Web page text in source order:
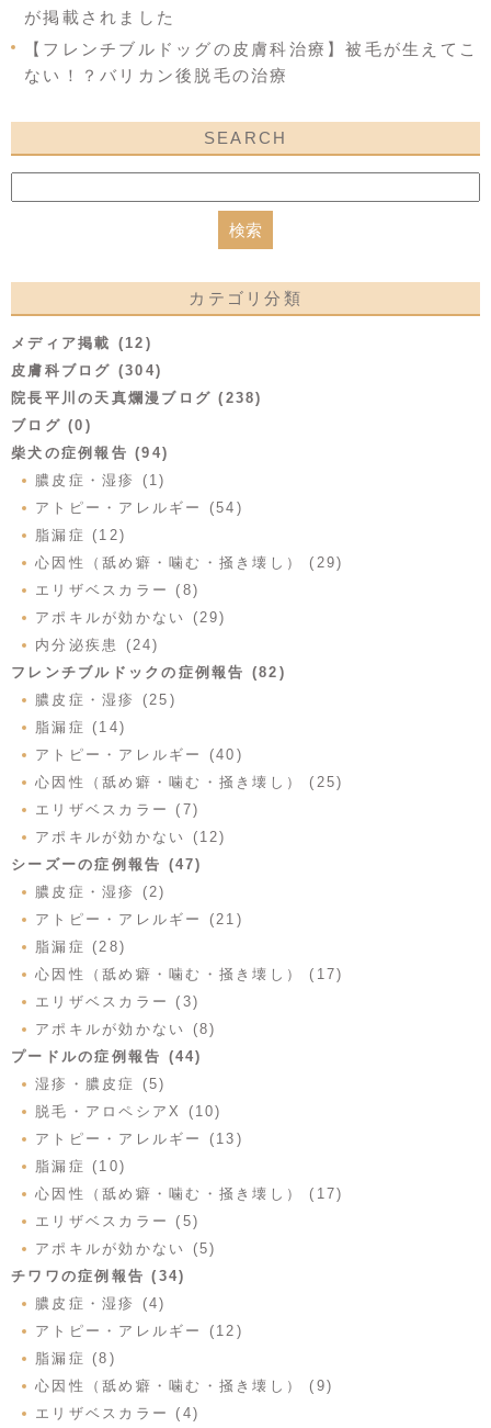
が掲載されました
【フレンチブルドッグの皮膚科治療】被毛が生えてこ
ない！？バリカン後脱毛の治療
SEARCH
カテゴリ分類
メディア掲載 (12)
皮膚科ブログ (304)
院長平川の天真爛漫ブログ (238)
ブログ (0)
柴犬の症例報告 (94)
膿皮症・湿疹 (1)
アトピー・アレルギー (54)
脂漏症 (12)
心因性（舐め癖・噛む・掻き壊し） (29)
エリザベスカラー (8)
アポキルが効かない (29)
内分泌疾患 (24)
フレンチブルドックの症例報告 (82)
膿皮症・湿疹 (25)
脂漏症 (14)
アトピー・アレルギー (40)
心因性（舐め癖・噛む・掻き壊し） (25)
エリザベスカラー (7)
アポキルが効かない (12)
シーズーの症例報告 (47)
膿皮症・湿疹 (2)
アトピー・アレルギー (21)
脂漏症 (28)
心因性（舐め癖・噛む・掻き壊し） (17)
エリザベスカラー (3)
アポキルが効かない (8)
プードルの症例報告 (44)
湿疹・膿皮症 (5)
脱毛・アロペシアX (10)
アトピー・アレルギー (13)
脂漏症 (10)
心因性（舐め癖・噛む・掻き壊し） (17)
エリザベスカラー (5)
アポキルが効かない (5)
チワワの症例報告 (34)
膿皮症・湿疹 (4)
アトピー・アレルギー (12)
脂漏症 (8)
心因性（舐め癖・噛む・掻き壊し） (9)
エリザベスカラー (4)